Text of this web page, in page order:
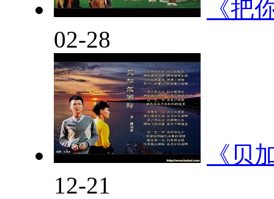
《把
02-28
《贝
12-21